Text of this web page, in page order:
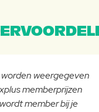
weergegeven
memberprijzen
member bij je